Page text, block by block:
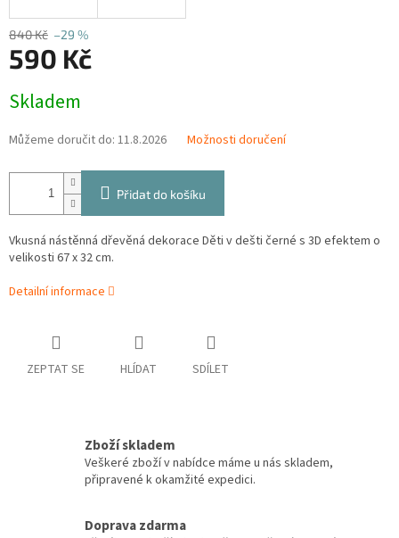
840 Kč –29 %
590 Kč
cena:
Skladem
Můžeme doručit do: 11.8.2026 Možnosti doručení
Přidat do košíku
Vkusná nástěnná dřevěná dekorace Děti v dešti černé s 3D efektem o
velikosti 67 x 32 cm.
Detailní informace
ZEPTAT SE HLÍDAT SDÍLET
Zboží skladem
Veškeré zboží v nabídce máme u nás skladem,
připravené k okamžité expedici.
Doprava zdarma